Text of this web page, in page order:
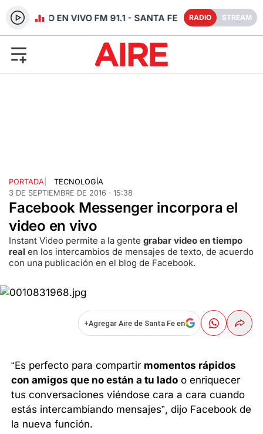
RADIO EN VIVO FM 91.1 - SANTA FE RADIO STREAM
PORTADA
TECNOLOGÍA
3 DE SEPTIEMBRE DE 2016 · 15:38
Facebook Messenger incorpora el
video en vivo
Instant Video permite a la gente grabar video en tiempo
real en los intercambios de mensajes de texto, de acuerdo
con una publicación en el blog de Facebook.
+Agregar Aire de Santa Fe en
“Es perfecto para compartir momentos rápidos
con amigos que no están a tu lado o enriquecer
tus conversaciones viéndose cara a cara cuando
estás intercambiando mensajes”, dijo Facebook de
la nueva función.